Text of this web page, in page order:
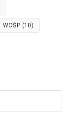
WOŚP (10)